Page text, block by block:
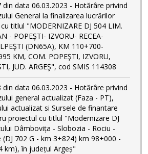
din data 06.03.2023 - Hotărâre privind
General la finalizarea lucrărilor
titlul "MODERNIZARE DJ 504 LIM.
- POPEŞTI- IZVORU- RECEA-
(DN65A), KM 110+700-
KM, COM. POPEŞTI, IZVORU,
JUD. ARGEŞ", cod SMIS 114308
din data 06.03.2023 - Hotărâre privind
general actualizat (Faza - PT),
actualizat si Sursele de finantare
proiectul cu titlul "Modernizare DJ
Dâmbovița - Slobozia - Rociu -
702 G - km 3+824) km 98+000 -
km), în județul Argeș"